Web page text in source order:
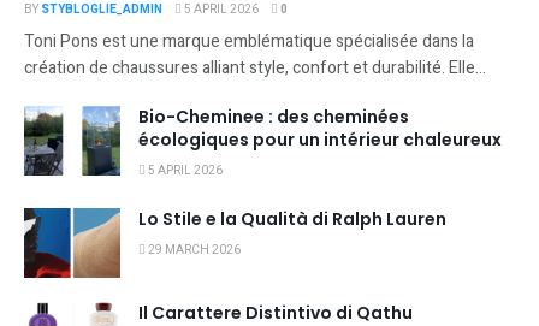
BY STYBLOGLIE_ADMIN 5 APRIL 2026 0
Toni Pons est une marque emblématique spécialisée dans la
création de chaussures alliant style, confort et durabilité. Elle...
Bio-Cheminee : des cheminées
écologiques pour un intérieur chaleureux
5 APRIL 2026
Lo Stile e la Qualità di Ralph Lauren
29 MARCH 2026
Il Carattere Distintivo di Qathu